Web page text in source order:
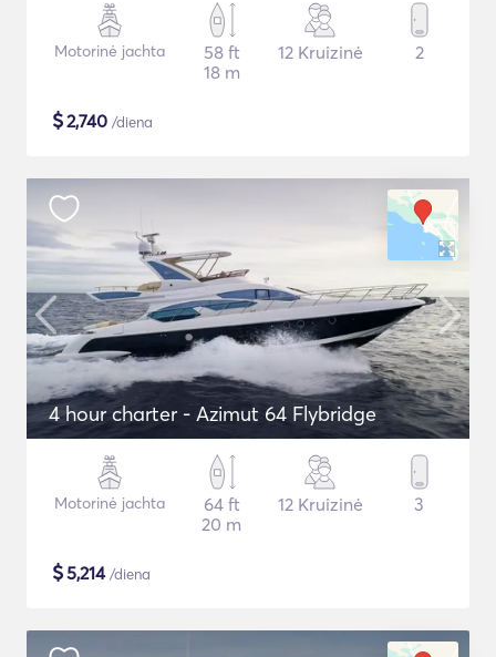
Motorinė jachta
58 ft
18 m
12 Kruizinė 2
$2,740 /diena
4 hour charter - Azimut 64 Flybridge
Motorinė jachta
64 ft
20 m
12 Kruizinė 3
$5,214/diena